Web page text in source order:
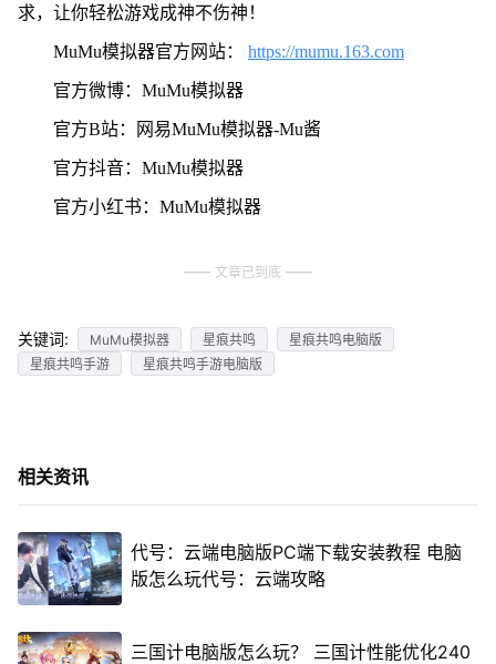
求，让你轻松游戏成神不伤神！
MuMu模拟器官方网站： https://mumu.163.com
官方微博：MuMu模拟器
官方B站：网易MuMu模拟器-Mu酱
官方抖音：MuMu模拟器
官方小红书：MuMu模拟器
文章已到底
关键词: MuMu模拟器 星痕共鸣
星痕共鸣电脑版
星痕共鸣手游
星痕共鸣手游电脑版
相关资讯
代号：云端电脑版PC端下载安装教程 电脑
版怎么玩代号：云端攻略
三国计电脑版怎么玩？ 三国计性能优化240